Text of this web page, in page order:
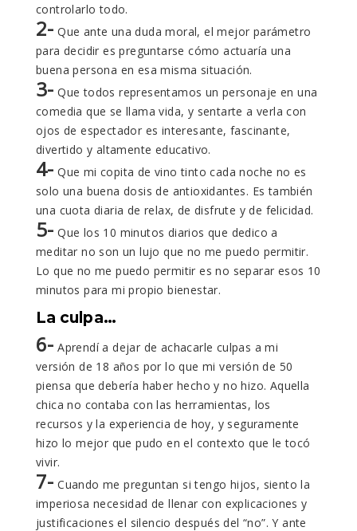
controlarlo todo.
2- Que ante una duda moral, el mejor parámetro
para decidir es preguntarse cómo actuaría una
buena persona en esa misma situación.
3- Que todos representamos un personaje en una
comedia que se llama vida, y sentarte a verla con
ojos de espectador es interesante, fascinante,
divertido y altamente educativo.
4- Que mi copita de vino tinto cada noche no es
solo una buena dosis de antioxidantes. Es también
una cuota diaria de relax, de disfrute y de felicidad.
5- Que los 10 minutos diarios que dedico a
meditar no son un lujo que no me puedo permitir.
Lo que no me puedo permitir es no separar esos 10
minutos para mi propio bienestar.
La culpa…
6- Aprendí a dejar de achacarle culpas a mi
versión de 18 años por lo que mi versión de 50
piensa que debería haber hecho y no hizo. Aquella
chica no contaba con las herramientas, los
recursos y la experiencia de hoy, y seguramente
hizo lo mejor que pudo en el contexto que le tocó
vivir.
7- Cuando me preguntan si tengo hijos, siento la
imperiosa necesidad de llenar con explicaciones y
justificaciones el silencio después del “no”. Y ante